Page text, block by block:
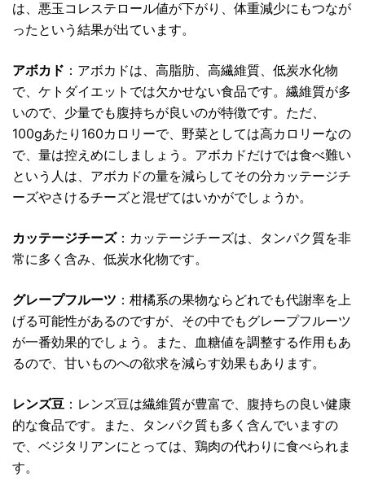
は、悪玉コレステロール値が下がり、体重減少にもつなが
ったという結果が出ています。
アボカド ：アボカドは、高脂肪、高繊維質、低炭水化物
で、ケトダイエットでは欠かせない食品です。繊維質が多
いので、少量でも腹持ちが良いのが特徴です。ただ、
100gあたり160カロリーで、野菜としては高カロリーなの
で、量は控えめにしましょう。アボカドだけでは食べ難い
という人は、アボカドの量を減らしてその分カッテージチ
ーズやさけるチーズと混ぜてはいかがでしょうか。
カッテージチーズ：カッテージチーズは、タンパク質を非
常に多く含み、低炭水化物です。
グレープフルーツ ：柑橘系の果物ならどれでも代謝率を上
げる可能性があるのですが、その中でもグレープフルーツ
が一番効果的でしょう。また、血糖値を調整する作用もあ
るので、甘いものへの欲求を減らす効果もあります。
レンズ豆 ：レンズ豆は繊維質が豊富で、腹持ちの良い健康
的な食品です。また、タンパク質も多く含んでいますの
で、ベジタリアンにとっては、鶏肉の代わりに食べられま
す。